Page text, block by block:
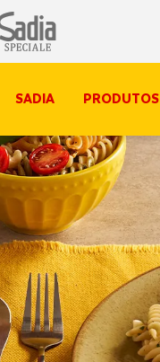
SADIA PRODUTOS